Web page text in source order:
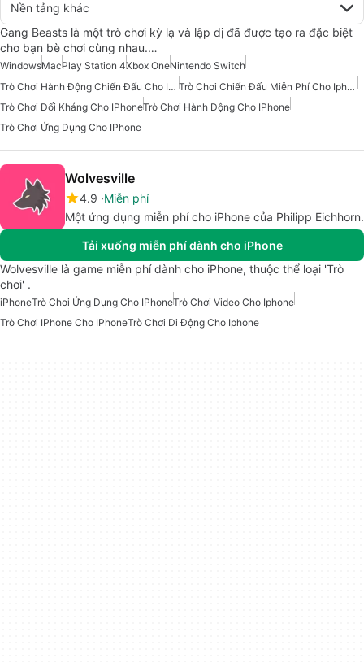
Nền tảng khác
Gang Beasts là một trò chơi kỳ lạ và lập dị đã được tạo ra đặc biệt
cho bạn bè chơi cùng nhau.…
WindowsMacPlay Station 4Xbox OneNintendo Switch
Trò Chơi Hành Động Chiến Đấu Cho IPhone
Trò Chơi Chiến Đấu Miễn Phí Cho Iphone
Trò Chơi Đối Kháng Cho IPhoneTrò Chơi Hành Động Cho IPhone
Trò Chơi Ứng Dụng Cho IPhone
Wolvesville
4.9 Miễn phí
Một ứng dụng miễn phí cho iPhone của Philipp Eichhorn.
Tải xuống miễn phí dành cho iPhone
Wolvesville là game miễn phí dành cho iPhone, thuộc thể loại 'Trò
chơi' .
iPhoneTrò Chơi Ứng Dụng Cho IPhoneTrò Chơi Video Cho Iphone
Trò Chơi IPhone Cho IPhoneTrò Chơi Di Động Cho Iphone